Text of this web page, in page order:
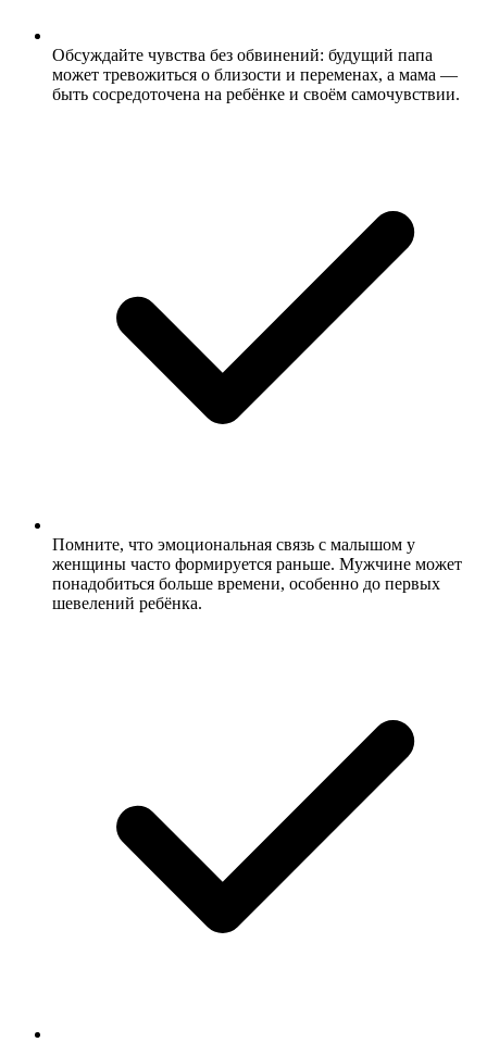
Обсуждайте чувства без обвинений: будущий папа
может тревожиться о близости и переменах, а мама —
быть сосредоточена на ребёнке и своём самочувствии.
Помните, что эмоциональная связь с малышом у
женщины часто формируется раньше. Мужчине может
понадобиться больше времени, особенно до первых
шевелений ребёнка.